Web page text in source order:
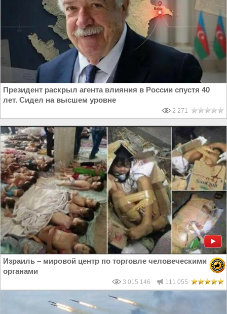
Президент раскрыл агента влияния в России спустя 40
лет. Сидел на высшем уровне
2 271
Израиль – мировой центр по торговле человеческими
органами
3 015 146 111 055